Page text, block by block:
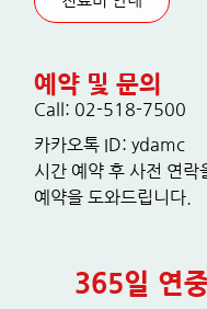
예약 및 문의
Call: 02-518-7500
카카오톡 ID: ydamc
시간 예약 후 사전 연락
예약을 도와드립니다.
365일 연